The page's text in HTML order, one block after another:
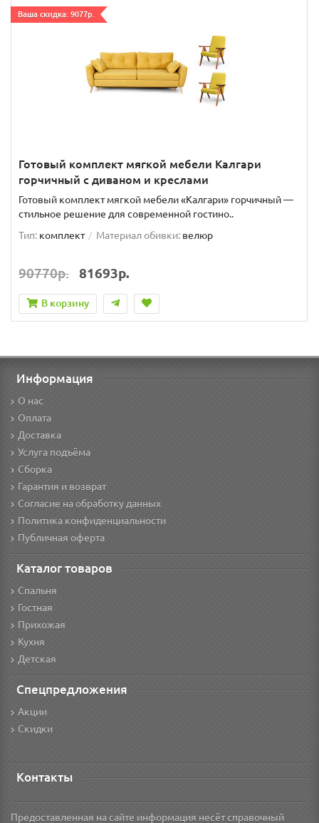
Ваша скидка: 9077р.
Готовый комплект мягкой мебели Калгари
горчичный с диваном и креслами
Готовый комплект мягкой мебели «Калгари» горчичный —
стильное решение для современной гостино..
Тип: комплект Материал обивки: велюр
90770р. 81693р.
В корзину
Информация
О нас
Оплата
Доставка
Услуга подъёма
Сборка
Гарантия и возврат
Согласие на обработку данных
Политика конфиденциальности
Публичная оферта
Каталог товаров
Спальня
Гостная
Прихожая
Кухня
Детская
Спецпредложения
Акции
Скидки
Контакты
Предоставленная на сайте информация несёт справочный